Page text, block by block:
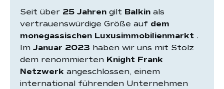
Seit über 25 Jahren gilt Balkin als
vertrauenswürdige Größe auf dem
monegassischen Luxusimmobilienmarkt .
Im Januar 2023 haben wir uns mit Stolz
dem renommierten Knight Frank
Netzwerk angeschlossen, einem
international führenden Unternehmen